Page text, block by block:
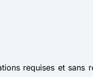
requises et sans